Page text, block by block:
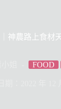
神農路上食材
FOOD